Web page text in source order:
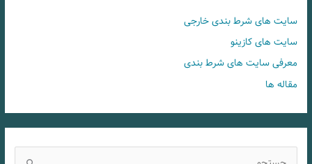
سایت های شرط بندی خارجی
سایت های کازینو
معرفی سایت های شرط بندی
مقاله ها